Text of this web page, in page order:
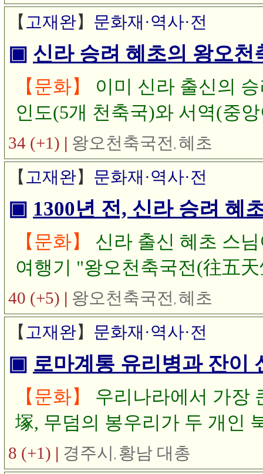
【 고재완】 문화재·역사·전
▣ 신라 승려 혜초의 왕오천
【문화】
이미 신라 출신의
인도(5개 천축국)와 서역(중
천축국전(往五天竺國傳)"에
보고 싶어 국립중앙박물관에
기획특별전)"이라는 도록에
원문은 정수일 역주의 "혜초
34 (+1) | 왕오천축국전 , 혜초
【 고재완】 문화재·역사·전
▣ 1300년 전, 신라 승려 혜
【문화】
신라 출신 혜초 스
여행기 "왕오천축국전(往五
40 (+5) | 왕오천축국전 , 혜초
【 고재완】 문화재·역사·전
▣ 로마계통 유리병과 잔이
【문화】
우리나라에서 가장
塚, 무덤의 봉우리가 두 개인
유리병과 잔이 용산 국립 중
8 (+1) | 경주시 , 황남 대총